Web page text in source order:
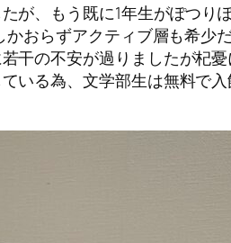
が、もう既に1年生がぽつ
おらずアクティブ層も希少
干の不安が過りましたが杞
いる為、文学部生は無料で